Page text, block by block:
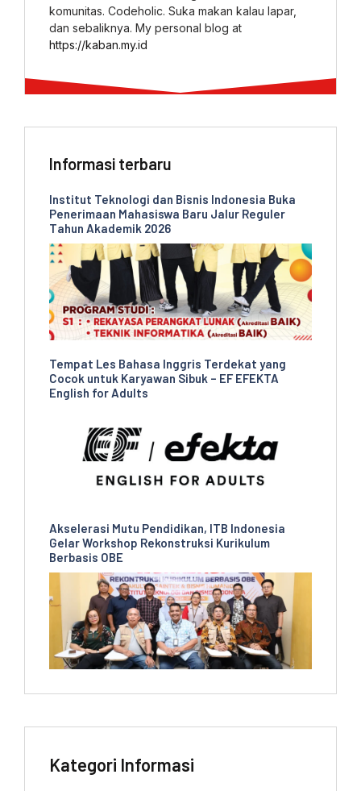
komunitas. Codeholic. Suka makan kalau lapar,
dan sebaliknya. My personal blog at
https://kaban.my.id
Informasi terbaru
Institut Teknologi dan Bisnis Indonesia Buka
Penerimaan Mahasiswa Baru Jalur Reguler
Tahun Akademik 2026
Tempat Les Bahasa Inggris Terdekat yang
Cocok untuk Karyawan Sibuk – EF EFEKTA
English for Adults
Akselerasi Mutu Pendidikan, ITB Indonesia
Gelar Workshop Rekonstruksi Kurikulum
Berbasis OBE
Kategori Informasi